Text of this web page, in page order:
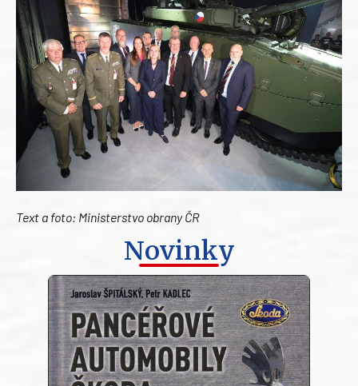
Text a foto: Ministerstvo obrany ČR
Novinky